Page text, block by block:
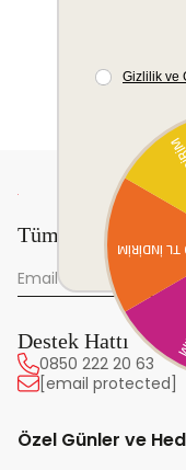
Tüm yeniliklerden
Destek Hattı
0850 222 20 63
[email protected]
Özel Günler ve